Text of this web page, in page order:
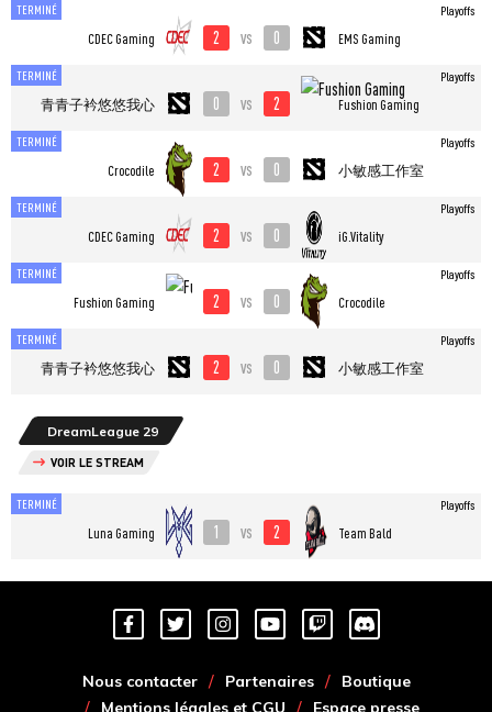
TERMINÉ
CDEC Gaming 2 vs 0 EMS Gaming
Playoffs
TERMINÉ
青青子衿悠悠我心 0 vs 2 Fushion Gaming
Playoffs
TERMINÉ
Crocodile 2 vs 0 小敏感工作室
Playoffs
TERMINÉ
CDEC Gaming 2 vs 0 iG.Vitality
Playoffs
TERMINÉ
Fushion Gaming 2 vs 0 Crocodile
Playoffs
TERMINÉ
青青子衿悠悠我心 2 vs 0 小敏感工作室
Playoffs
DreamLeague 29
VOIR LE STREAM
TERMINÉ
Luna Gaming 1 vs 2 Team Bald
Playoffs
Nous contacter Partenaires
Boutique
Mentions légales et CGU
Espace presse